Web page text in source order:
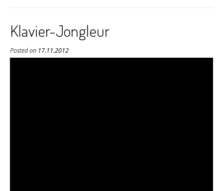
Klavier-Jongleur
Posted on 17.11.2012